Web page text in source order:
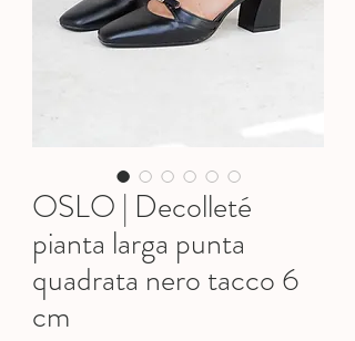
OSLO | Decolleté
pianta larga punta
quadrata nero tacco 6
cm